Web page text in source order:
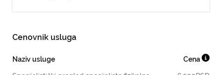
Cenovnik usluga
Naziv usluge Cena